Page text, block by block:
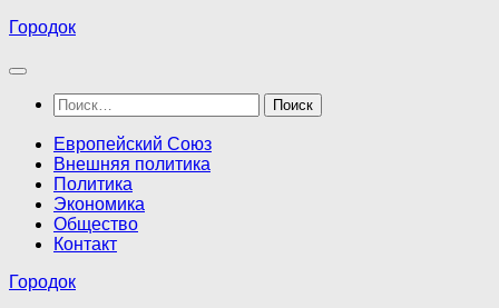
Перейти
содержимому
Городок
Найти:
Европейский Союз
Внешняя политика
Политика
Экономика
Общество
Контакт
Городок